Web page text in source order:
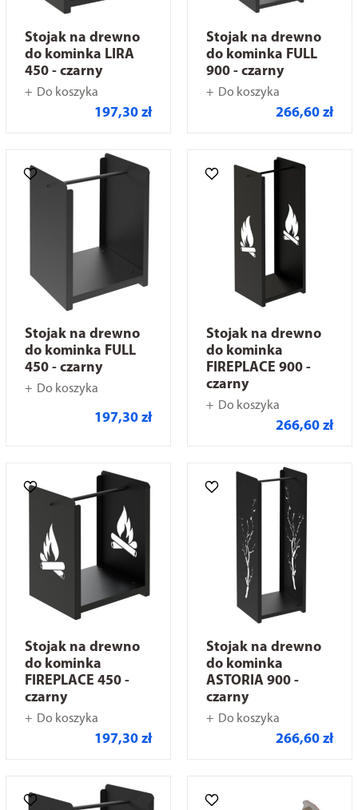
Stojak na drewno
do kominka LIRA
450 - czarny
Do koszyka
197,30 zł
Stojak na drewno
do kominka FULL
900 - czarny
Do koszyka
266,60 zł
Stojak na drewno
do kominka FULL
450 - czarny
Do koszyka
197,30 zł
Stojak na drewno
do kominka
FIREPLACE 900 -
czarny
Do koszyka
266,60 zł
Stojak na drewno
do kominka
FIREPLACE 450 -
czarny
Do koszyka
197,30 zł
Stojak na drewno
do kominka
ASTORIA 900 -
czarny
Do koszyka
266,60 zł